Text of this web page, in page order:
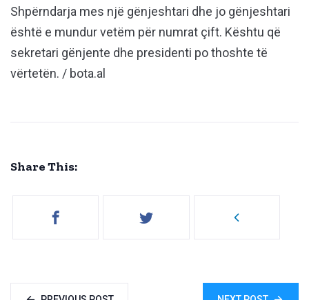
Shpërndarja mes një gënjeshtari dhe jo gënjeshtari
është e mundur vetëm për numrat çift. Kështu që
sekretari gënjente dhe presidenti po thoshte të
vërtetën. / bota.al
Share This: